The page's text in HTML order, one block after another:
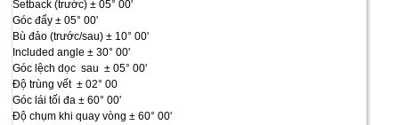
Setback (trước) ± 05° 00'
Góc đẩy ± 05° 00'
Bù đảo (trước/sau) ± 10° 00'
Included angle ± 30° 00'
Góc lệch dọc sau ± 05° 00'
Độ trùng vết ± 02° 00
Góc lái tối đa ± 60° 00'
Độ chụm khi quay vòng ± 60° 00'